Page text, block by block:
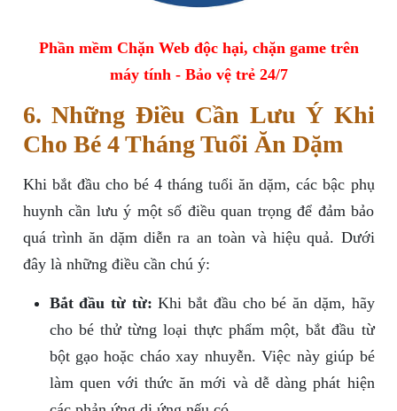
Phần mềm Chặn Web độc hại, chặn game trên
máy tính - Bảo vệ trẻ 24/7
6. Những Điều Cần Lưu Ý Khi
Cho Bé 4 Tháng Tuổi Ăn Dặm
Khi bắt đầu cho bé 4 tháng tuổi ăn dặm, các bậc phụ
huynh cần lưu ý một số điều quan trọng để đảm bảo
quá trình ăn dặm diễn ra an toàn và hiệu quả. Dưới
đây là những điều cần chú ý:
Bắt đầu từ từ: Khi bắt đầu cho bé ăn dặm, hãy
cho bé thử từng loại thực phẩm một, bắt đầu từ
bột gạo hoặc cháo xay nhuyễn. Việc này giúp bé
làm quen với thức ăn mới và dễ dàng phát hiện